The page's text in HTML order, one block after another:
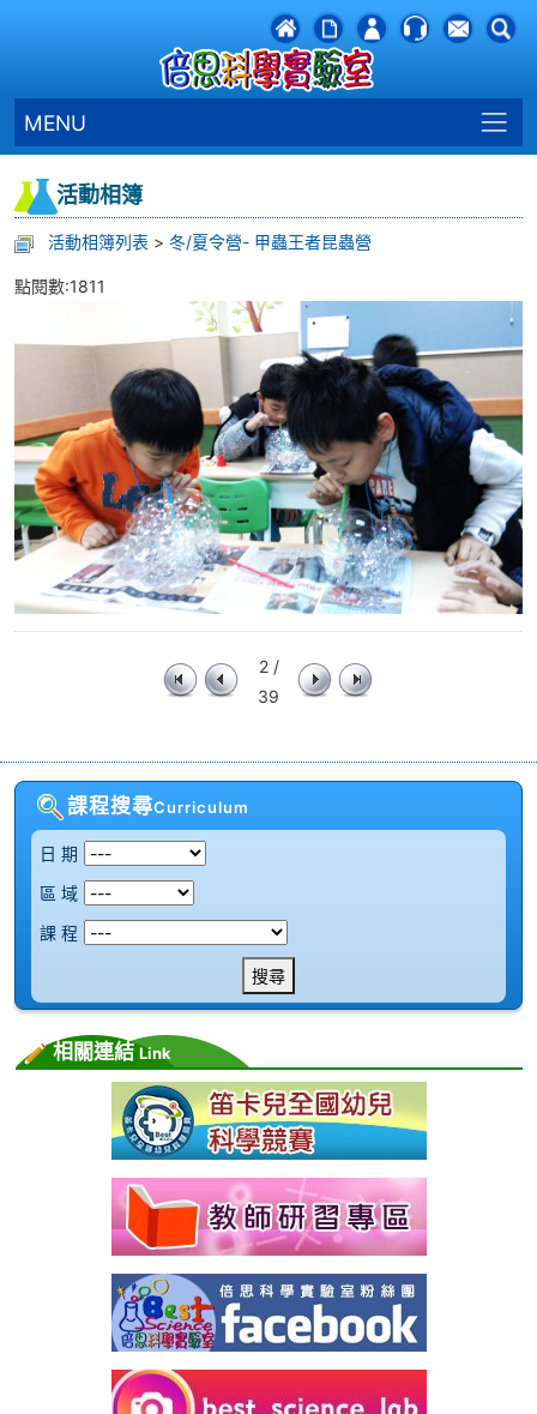
MENU
活動相簿
活動相簿列表 > 冬/夏令營- 甲蟲王者昆蟲營
點閱數:1811
2 /
39
課程搜尋Curriculum
日 期
區 域
課 程
搜尋
相關連結Link